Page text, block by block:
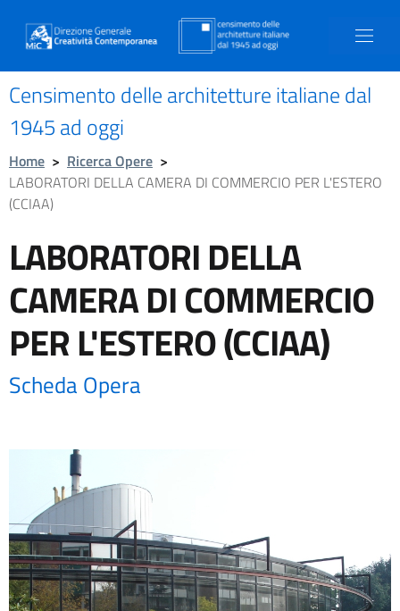
Censimento delle architetture italiane dal
1945 ad oggi
Home > Ricerca Opere >
LABORATORI DELLA CAMERA DI COMMERCIO PER L'ESTERO
(CCIAA)
LABORATORI DELLA
CAMERA DI COMMERCIO
PER L'ESTERO (CCIAA)
Scheda Opera